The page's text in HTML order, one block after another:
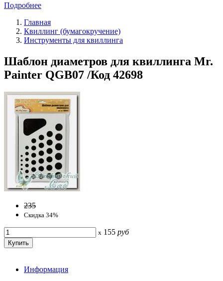
Подробнее
Главная
Квиллинг (бумагокручение)
Инструменты для квиллинга
Шаблон диаметров для квиллинга Mr.
Painter QGB07 /Код 42698
235
Скидка 34%
x 155 руб
Информация